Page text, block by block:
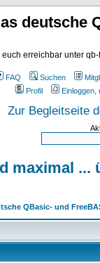
deutsche
euch erreichbar unter
FAQ Suchen
Profil
Einloggen,
Zur Begleitseite
maximal ...
QBasic- und